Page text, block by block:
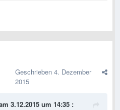
Geschrieben 4. Dezember
2015
3.12.2015 um 14:35 :